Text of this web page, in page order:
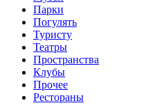
Парки
Погулять
Туристу
Театры
Пространства
Клубы
Прочее
Рестораны